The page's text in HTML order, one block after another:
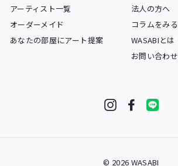
アーティスト一覧
オーダーメイド
あなたの部屋にアート提案
法人の方へ
コラムをみる
WASABIとは
お問い合わせ
© 2026 WASABI